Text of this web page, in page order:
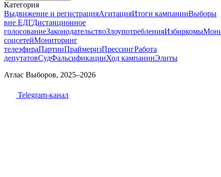
Категория
Выдвижение и регистрацияАгитацияИтоги кампанииВыборы
вне ЕДГДистанционное
голосованиеЗаконодательствоЗлоупотребленияИзбиркомы
соцсетейМониторинг
телеэфираПартииПраймеризПрессингРабота
депутатовСудФальсификацииХод кампанииЭлиты
Атлас Выборов, 2025–2026
Telegram-канал